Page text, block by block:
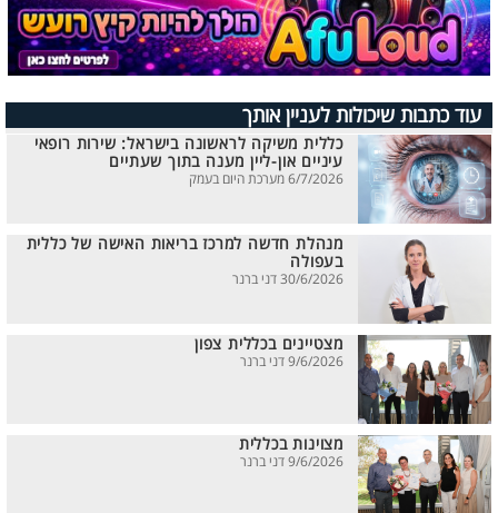
עוד כתבות שיכולות לעניין אותך
כללית משיקה לראשונה בישראל: שירות רופאי
עיניים און-ליין מענה בתוך שעתיים
6/7/2026 מערכת היום בעמק
מנהלת חדשה למרכז בריאות האישה של כללית
בעפולה
30/6/2026 דני ברנר
מצטיינים בכללית צפון
9/6/2026 דני ברנר
מצוינות בכללית
9/6/2026 דני ברנר